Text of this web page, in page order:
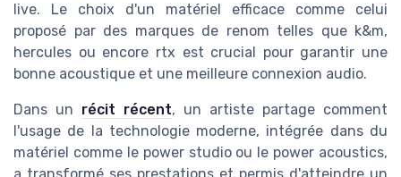
live. Le choix d'un matériel efficace comme celui
proposé par des marques de renom telles que k&m,
hercules ou encore rtx est crucial pour garantir une
bonne acoustique et une meilleure connexion audio.
Dans un récit récent, un artiste partage comment
l'usage de la technologie moderne, intégrée dans du
matériel comme le power studio ou le power acoustics,